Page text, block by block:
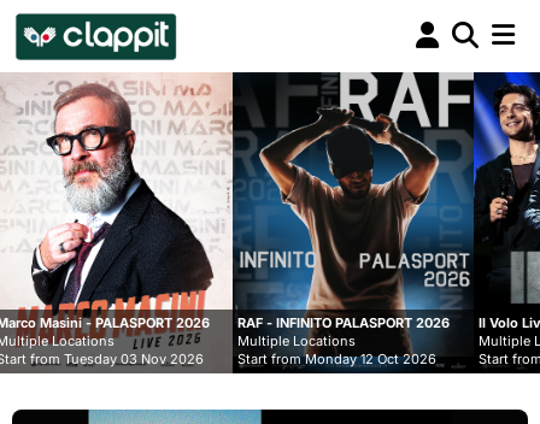
Clappit
biglietteria
2026
Nov 2026
RAF - INFINITO PALASPORT 2026
Multiple Locations
Start from Monday 12 Oct 2026
Il Volo Live nei Palasport
Multiple Locations
Start from Monday 07 Dec